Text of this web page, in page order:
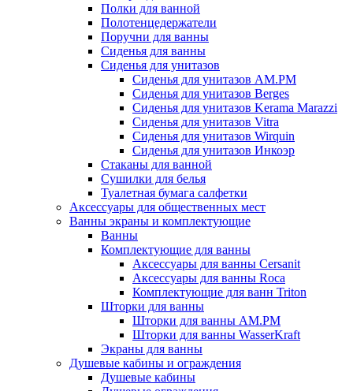
Полки для ванной
Полотенцедержатели
Поручни для ванны
Сиденья для ванны
Сиденья для унитазов
Сиденья для унитазов AM.PM
Сиденья для унитазов Berges
Сиденья для унитазов Kerama Marazzi
Сиденья для унитазов Vitra
Сиденья для унитазов Wirquin
Сиденья для унитазов Инкоэр
Стаканы для ванной
Сушилки для белья
Туалетная бумага салфетки
Аксессуары для общественных мест
Ванны экраны и комплектующие
Ванны
Комплектующие для ванны
Аксессуары для ванны Cersanit
Аксессуары для ванны Roca
Комплектующие для ванн Triton
Шторки для ванны
Шторки для ванны AM.PM
Шторки для ванны WasserKraft
Экраны для ванны
Душевые кабины и ограждения
Душевые кабины